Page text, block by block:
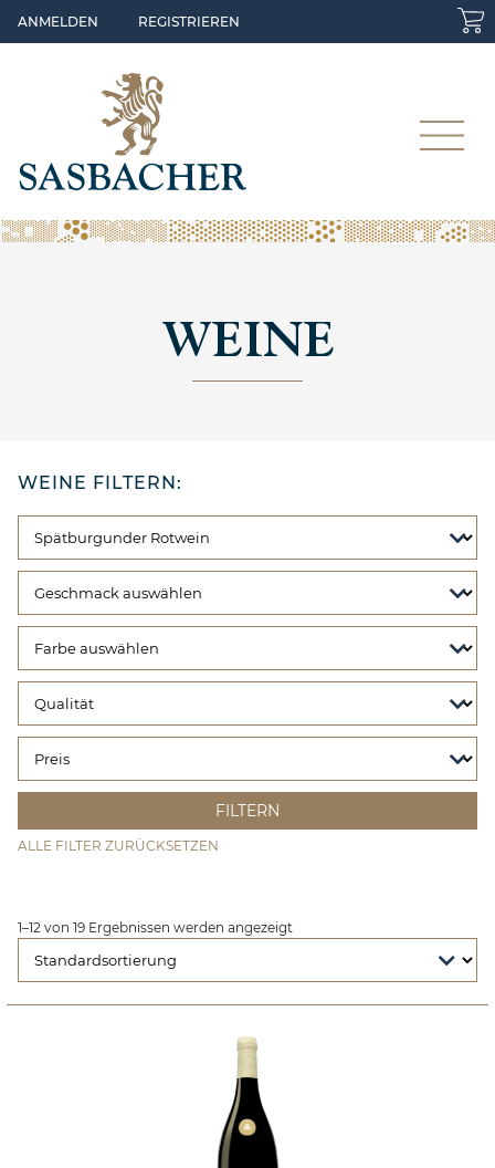
Skip to main content
ANMELDEN REGISTRIEREN
WEINE
WEINE FILTERN:
ALLE FILTER ZURÜCKSETZEN
1–12 von 19 Ergebnissen werden angezeigt